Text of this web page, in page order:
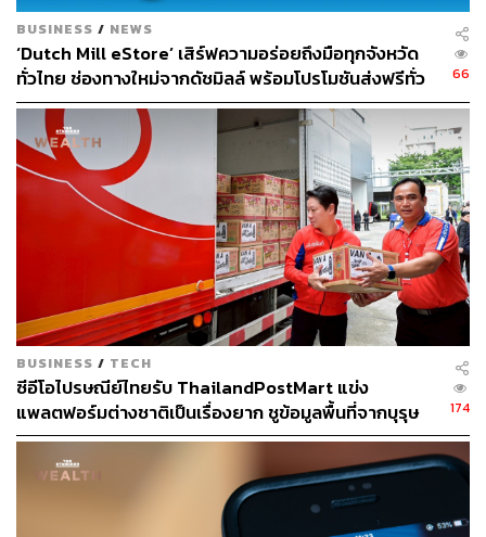
ส่วนกลยุทธ์ต่อจากนี้ของ Sea (ประเทศไทย) จะเน้นไปที่ 3Es
ได้แก่
1. Enlargeขยายขอบเขตบริการให้กว้างขึ้น เช่น ข้อจำกัด
ก่อนหน้านี้ของธุรกิจเกมคือเล่นได้เฉพาะบนพีซี คอมพิวเตอร์
ตั้งโต๊ะ แต่ปัจจุบันสมาร์ทโฟนทั่วไปก็สามารถเล่นได้แล้ว
แถมเกม Free Fire ที่ทาง Sea พัฒนาขึ้นมาเองก็ยังประสบ
ความสำเร็จจนได้รับความนิยมในแถบอเมริกาใต้อีกด้วย
ทำให้คนเปิดรับใช้บริการใหม่ๆ ต่อเนื่อง เช่น กรณี
Shopee ที่ Sea จะพยายามสร้างความมั่นใจในการใช้งานให้
กับผู้บริโภค นอกจากนี้ยังแยกการบริหารงาน 7 ประเทศออก
จากกันโดยสิ้นเชิง ทำให้สามารถปล่อยแคมเปญและ
Localize ฟีเจอร์ต่างๆ ออกมาให้ตอบโจทย์ผู้ใช้งานได้มาก
ที่สุด
3. Empower
สร้างดิจิทัลสกิลให้กับคนในชุมชน เดินหน้า
พัฒนาบุคลากรด้านดิจิทัลเข้าสู่อุตสาหกรรมผ่านการร่วมมือ
กับสถาบันศึกษาในหลักสูตรการศึกษาต่างๆ
BUSINESS / NEWS
‘Dutch Mill eStore’ เสิร์ฟความอร่อยถึงมือทุกจังหวัด
ทั่วไทย ช่องทางใหม่จากดัชมิลล์ พร้อมโปรโมชันส่งฟรีทั่ว
ประเทศ ส่งไว สั่งก่อนเที่ยง ได้ของวันถัดไป ส่งสินค้าแบบ
เย็นตรงจากโรงงาน [ADVERTORIAL]
66
BUSINESS / TECH
ซีอีโอไปรษณีย์ไทยรับ ThailandPostMart แข่ง
แพลตฟอร์มต่างชาติเป็นเรื่องยาก ชูข้อมูลพื้นที่จากบุรุษ
ไปรษณีย์เป็นจุดแข็งที่คู่แข่งใช้เงินเลียนแบบไม่ได้
174